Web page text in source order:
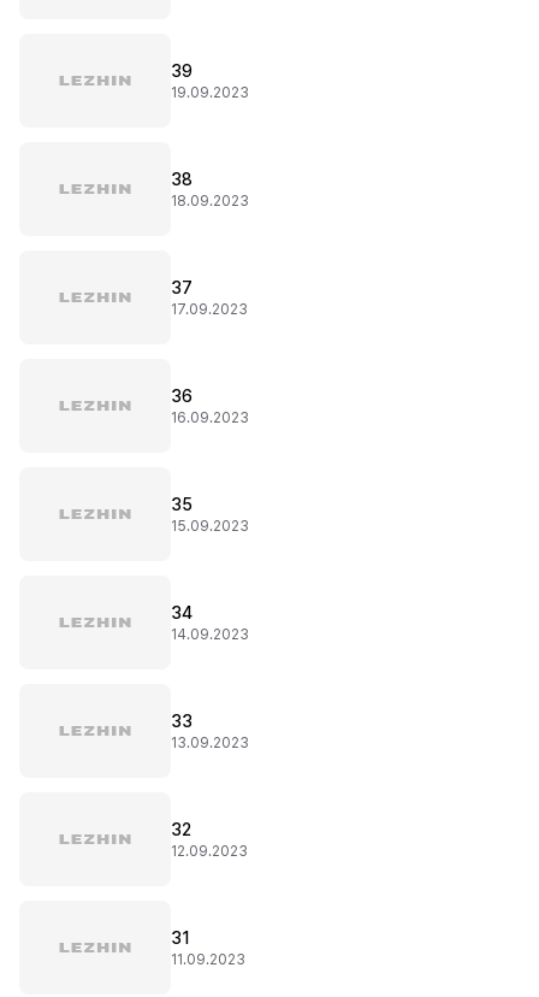
39
19.09.2023
38
18.09.2023
37
17.09.2023
36
16.09.2023
35
15.09.2023
34
14.09.2023
33
13.09.2023
32
12.09.2023
31
11.09.2023